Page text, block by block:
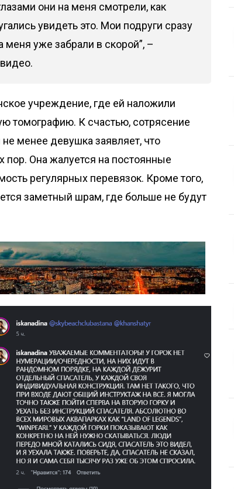
они на меня смотрели, как
увидеть это. Мои подруги сразу
уже забрали в скорой”, –
учреждение, где ей наложили
томографию. К счастью, сотрясение
менее девушка заявляет, что
Она жалуется на постоянные
регулярных перевязок. Кроме того,
заметный шрам, где больше не будут